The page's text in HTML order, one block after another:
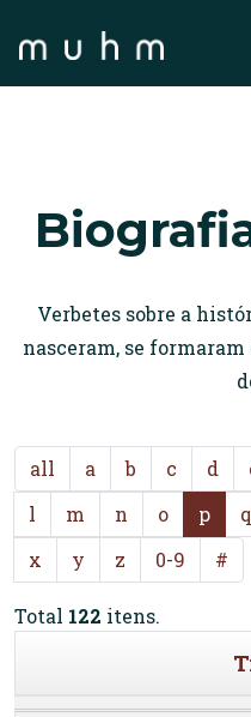
Verbetes sobre a
nasceram, se
all a b c d
l
m n o p q
x
y z 0-9 #
Total 122 itens.